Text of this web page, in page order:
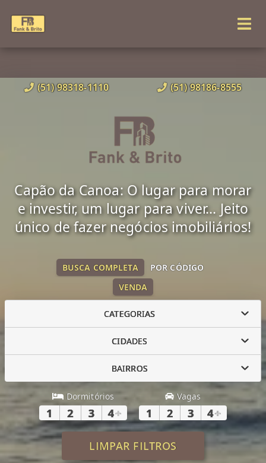
(51) 98318-1110 (51) 98186-8555
Capão da Canoa: O lugar para morar
e investir, um lugar para viver... Jeito
único de fazer negócios imobiliários!
VENDA
BUSCA COMPLETA POR CÓDIGO
CATEGORIAS
CIDADES
BAIRROS
Dormitórios
1 2 3 4+
Vagas
1 2 3 4+
LIMPAR FILTROS